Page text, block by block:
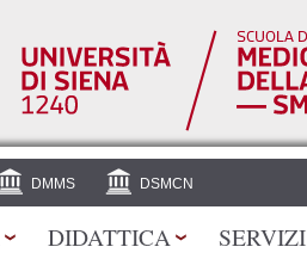
DMMS DSMCN
DIDATTICA SERVIZI